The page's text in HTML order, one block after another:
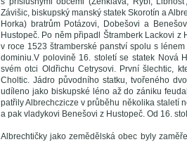
Závišic, biskupský manský statek Skorotín a
Horka) bratrům Potázovi, Dobešovi a
Hustopeč. Po něm připadl Štramberk Lackovi
v roce 1523 štramberské panství spolu s
dominiu.V polovině 16. století se statek Nová
svém otci Oldřichu Cetrysovi. První šlechtic,
Choltic. Jádro původního statku, tvořeného
udíleno jako biskupské léno až do zániku
patřily Albrechczicze v průběhu několika staletí
a pak vladykovi Benešovi z Hustopeč. Od 16.
Albrechtičky jako zemědělská obec byly